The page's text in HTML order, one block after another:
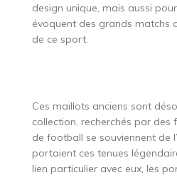
design unique, mais aussi
évoquent des grands matchs
de ce sport.
Ces maillots anciens sont
collection, recherchés par des
de football se souviennent de
portaient ces tenues
lien particulier avec eux, les